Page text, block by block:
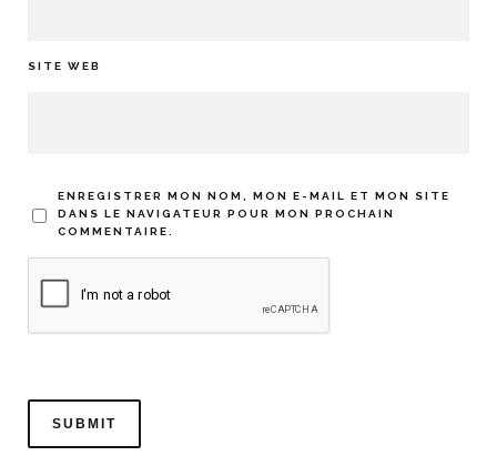
SITE WEB
ENREGISTRER MON NOM, MON E-MAIL ET MON SITE
DANS LE NAVIGATEUR POUR MON PROCHAIN
COMMENTAIRE.